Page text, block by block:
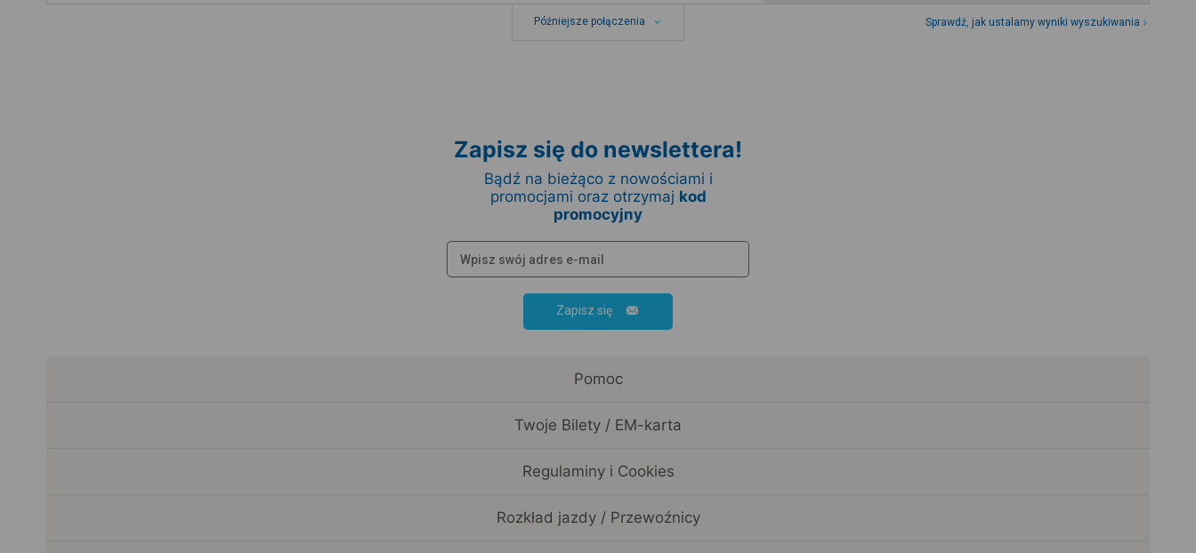
Późniejsze połączenia Sprawdź, jak ustalamy wyniki wyszukiwania
Zapisz się do newslettera!
Bądź na bieżąco z nowościami i
promocjami oraz otrzymaj kod
promocyjny
Zapisz się
Pomoc
Twoje Bilety / EM-karta
Regulaminy i Cookies
Rozkład jazdy / Przewoźnicy